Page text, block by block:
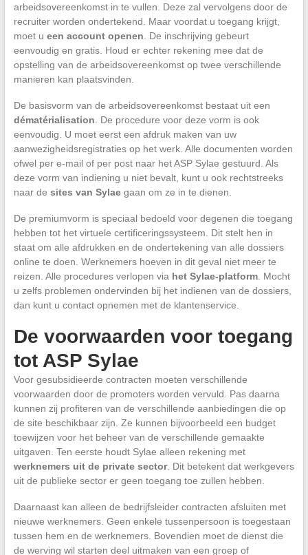
arbeidsovereenkomst in te vullen. Deze zal vervolgens door de
recruiter worden ondertekend. Maar voordat u toegang krijgt,
moet u een account openen . De inschrijving gebeurt
eenvoudig en gratis. Houd er echter rekening mee dat de
opstelling van de arbeidsovereenkomst op twee verschillende
manieren kan plaatsvinden.
De basisvorm van de arbeidsovereenkomst bestaat uit een
dématérialisation . De procedure voor deze vorm is ook
eenvoudig. U moet eerst een afdruk maken van uw
aanwezigheidsregistraties op het werk. Alle documenten worden
ofwel per e-mail of per post naar het ASP Sylae gestuurd. Als
deze vorm van indiening u niet bevalt, kunt u ook rechtstreeks
naar de sites van Sylaegaan om ze in te dienen.
De premiumvorm is speciaal bedoeld voor degenen die toegang
hebben tot het virtuele certificeringssysteem. Dit stelt hen in
staat om alle afdrukken en de ondertekening van alle dossiers
online te doen. Werknemers hoeven in dit geval niet meer te
reizen. Alle procedures verlopen via het Sylae-platform. Mocht
u zelfs problemen ondervinden bij het indienen van de dossiers,
dan kunt u contact opnemen met de klantenservice.
De voorwaarden voor toegang
tot ASP Sylae
Voor gesubsidieerde contracten moeten verschillende
voorwaarden door de promoters worden vervuld. Pas daarna
kunnen zij profiteren van de verschillende aanbiedingen die op
de site beschikbaar zijn. Ze kunnen bijvoorbeeld een budget
toewijzen voor het beheer van de verschillende gemaakte
uitgaven. Ten eerste houdt Sylae alleen rekening met
werknemers uit de private sector. Dit betekent dat werkgevers
uit de publieke sector er geen toegang toe zullen hebben.
Daarnaast kan alleen de bedrijfsleider contracten afsluiten met
nieuwe werknemers. Geen enkele tussenpersoon is toegestaan
tussen hem en de werknemers. Bovendien moet de dienst die
de werving wil starten deel uitmaken van een groep of